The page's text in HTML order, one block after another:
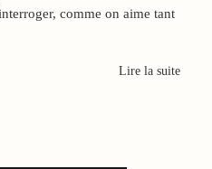
comme on aime tant
Lire la suite